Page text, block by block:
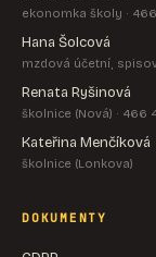
ekonomka školy · 466
Hana Šolcová
mzdová účetní,
Renata Ryšinová
školnice (Nová) · 466
Kateřina Menčíková
školnice (Lonkova)
DOKUMENTY